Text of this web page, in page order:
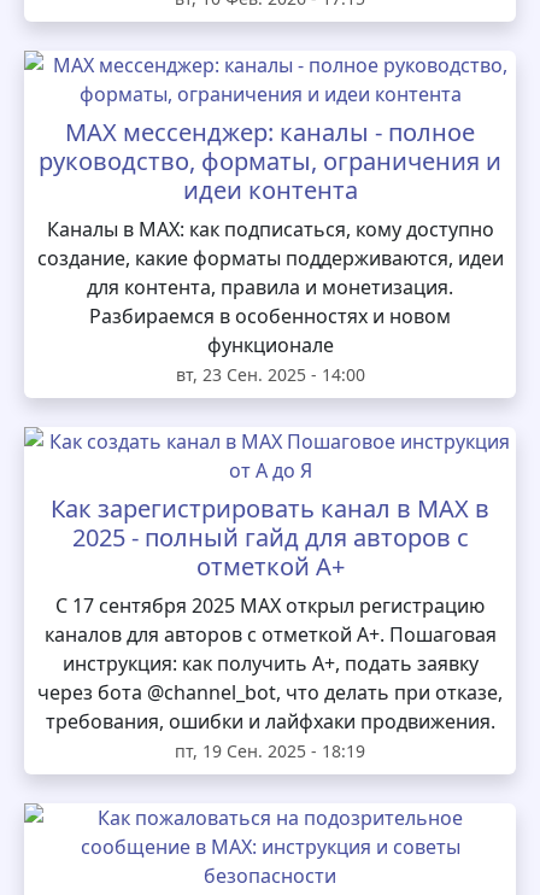
MAX мессенджер: каналы - полное
руководство, форматы, ограничения и
идеи контента
Каналы в MAX: как подписаться, кому доступно
создание, какие форматы поддерживаются, идеи
для контента, правила и монетизация.
Разбираемся в особенностях и новом
функционале
вт, 23 Сен. 2025 - 14:00
Как зарегистрировать канал в MAX в
2025 - полный гайд для авторов с
отметкой А+
С 17 сентября 2025 MAX открыл регистрацию
каналов для авторов с отметкой А+. Пошаговая
инструкция: как получить А+, подать заявку
через бота @channel_bot, что делать при отказе,
требования, ошибки и лайфхаки продвижения.
пт, 19 Сен. 2025 - 18:19